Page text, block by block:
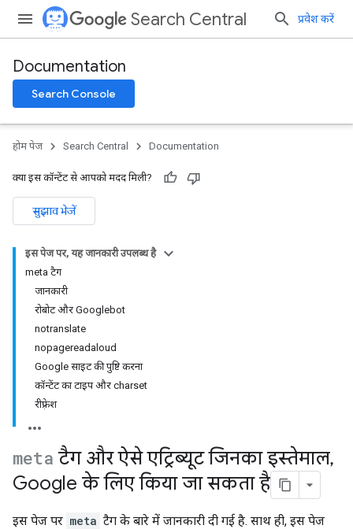
Search Central प्रवेश करें
Documentation
Search Console
होम पेज Search Central Documentation
क्या इस कॉन्टेंट से आपको मदद मिली?
सुझाव भेजें
इस पेज पर, यह जानकारी उपलब्ध है
meta टैग
जानकारी
रोबोट और Googlebot
notranslate
nopagereadaloud
Google साइट की पुष्टि करना
कॉन्टेंट का टाइप और charset
रीफ़्रेश
meta टैग और ऐसे एट्रिब्यूट जिनका इस्तेमाल,
Google के लिए किया जा सकता है
इस पेज पर meta टैग के बारे में जानकारी दी गई है. साथ ही, इस पेज